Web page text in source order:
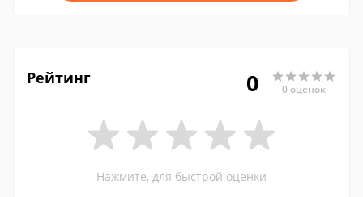
Рейтинг 0 0 оценок
Нажмите, для быстрой оценки